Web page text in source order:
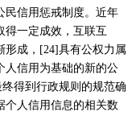
民信用惩戒制度。近年
得一定成效，互联互
形成，[24]具有公权力属
人信用为基础的新的公
得到行政规则的规范确
个人信用信息的相关数